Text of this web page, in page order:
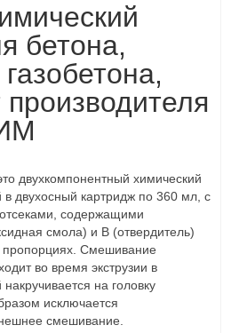
бетона,
двухкомпонентный химический
в двухосный картридж по 360 мл, с
содержащими
смола) и В (отвердитель)
Смешивание
во время экструзии в
на головку
исключается
смешивание.